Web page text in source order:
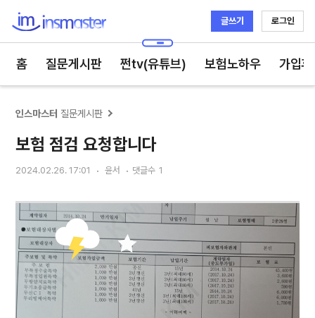
글쓰기 로그인
홈 질문게시판 쩐tv(유튜브) 보험노하우 가입
인스마스터 질문게시판
보험 점검 요청합니다
2024.02.26. 17:01 윤서 댓글수 1